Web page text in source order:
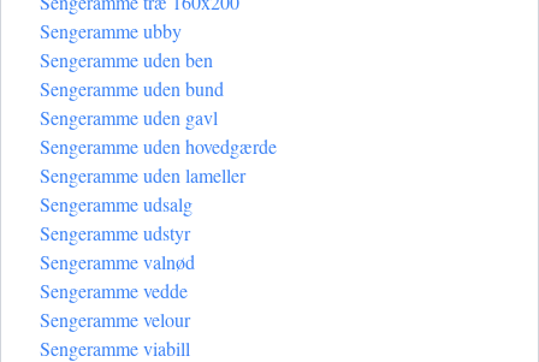
Sengeramme ubby
Sengeramme uden ben
Sengeramme uden bund
Sengeramme uden gavl
Sengeramme uden hovedgærde
Sengeramme uden lameller
Sengeramme udsalg
Sengeramme udstyr
Sengeramme valnød
Sengeramme vedde
Sengeramme velour
Sengeramme viabill